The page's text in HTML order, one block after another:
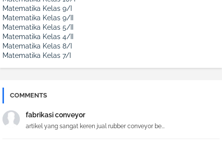
Matematika Kelas 9/I
Matematika Kelas 9/II
Matematika Kelas 5/II
Matematika Kelas 4/II
Matematika Kelas 8/I
Matematika Kelas 7/I
COMMENTS
fabrikasi conveyor
artikel yang sangat keren jual rubber conveyor be...